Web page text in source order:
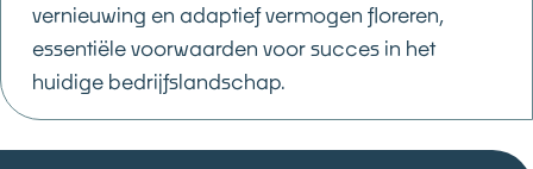
vernieuwing en adaptief vermogen floreren,
essentiële voorwaarden voor succes in het
huidige bedrijfslandschap.